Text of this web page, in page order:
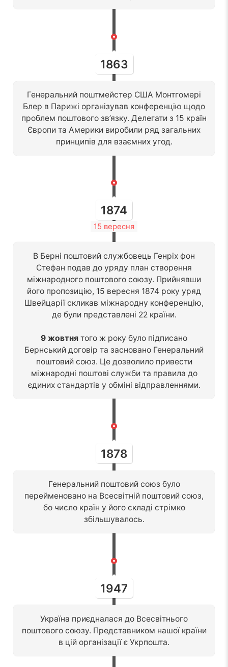
1863
Генеральний поштмейстер США Монтгомері
Блер в Парижі організував конференцію щодо
проблем поштового зв’язку. Делегати з 15 країн
Європи та Америки виробили ряд загальних
принципів для взаємних угод.
1874
15 вересня
В Берні поштовий службовець Генріх фон
Стефан подав до уряду план створення
міжнародного поштового союзу. Прийнявши
його пропозицію, 15 вересня 1874 року уряд
Швейцарії скликав міжнародну конференцію,
де були представлені 22 країни.
9 жовтня того ж року було підписано
Бернський договір та засновано Генеральний
поштовий союз. Це дозволило привести
міжнародні поштові служби та правила до
єдиних стандартів у обміні відправленнями.
1878
Генеральний поштовий союз було
перейменовано на Всесвітній поштовий союз,
бо число країн у його складі стрімко
збільшувалось.
1947
Україна приєдналася до Всесвітнього
поштового союзу. Представником нашої країни
в цій організації є Укрпошта.